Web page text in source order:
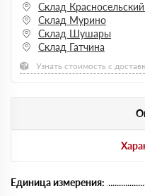
Склад
Склад Мурино
Склад Шушары
Склад Гатчина
Узнать стоимость с
Единица измерения: